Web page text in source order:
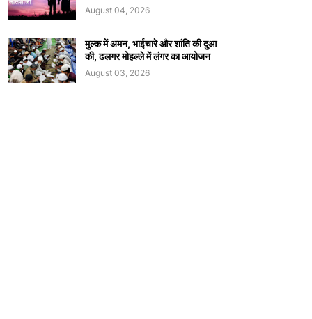
August 04, 2026
मुल्क में अमन, भाईचारे और शांति की दुआ
की, ढलगर मोहल्ले में लंगर का आयोजन
August 03, 2026